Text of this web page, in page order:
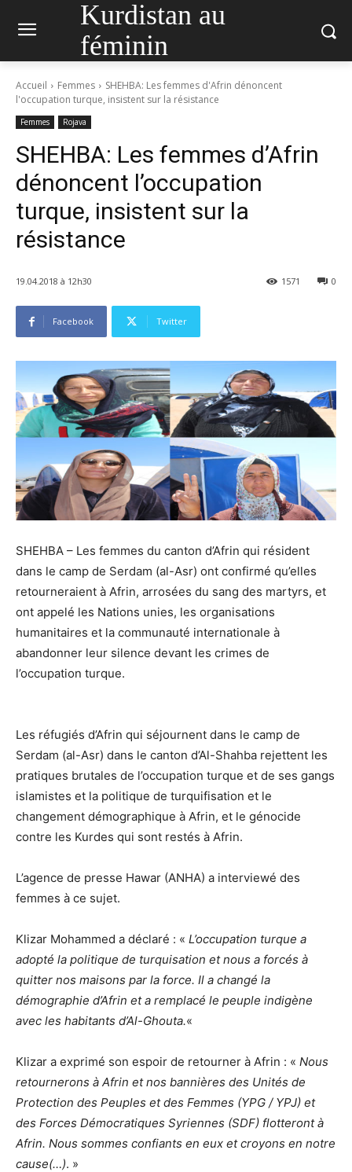
Kurdistan au
féminin
Accueil Femmes
SHEHBA: Les femmes d'Afrin dénoncent
l'occupation turque, insistent sur la résistance
Femmes Rojava
SHEHBA: Les femmes d’Afrin
dénoncent l’occupation
turque, insistent sur la
résistance
19.04.2018 à 12h30 0
1571
Facebook Twitter
SHEHBA – Les femmes du canton d’Afrin qui résident
dans le camp de Serdam (al-Asr) ont confirmé qu’elles
retourneraient à Afrin, arrosées du sang des martyrs, et
ont appelé les Nations unies, les organisations
humanitaires et la communauté internationale à
abandonner leur silence devant les crimes de
l’occupation turque.
Les réfugiés d’Afrin qui séjournent dans le camp de
Serdam (al-Asr) dans le canton d’Al-Shahba rejettent les
pratiques brutales de l’occupation turque et de ses gangs
islamistes et la politique de turquifisation et le
changement démographique à Afrin, et le génocide
contre les Kurdes qui sont restés à Afrin.
L’agence de presse Hawar (ANHA) a interviewé des
femmes à ce sujet.
Klizar Mohammed a déclaré : « L’occupation turque a
adopté la politique de turquisation et nous a forcés à
quitter nos maisons par la force. Il a changé la
démographie d’Afrin et a remplacé le peuple indigène
avec les habitants d’Al-Ghouta.«
Klizar a exprimé son espoir de retourner à Afrin : « Nous
retournerons à Afrin et nos bannières des Unités de
Protection des Peuples et des Femmes (YPG / YPJ) et
des Forces Démocratiques Syriennes (SDF) flotteront à
Afrin. Nous sommes confiants en eux et croyons en notre
cause(…). »